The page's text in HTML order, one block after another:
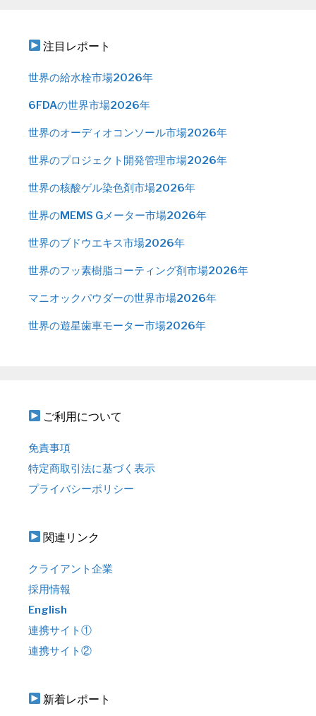
注目レポート
世界の給水栓市場2026年
6FDAの世界市場2026年
世界のオーディオコンソール市場2026年
世界のプロジェクト開発管理市場2026年
世界の核酸ゲル染色剤市場2026年
世界のMEMS Gメーター市場2026年
世界のブドウエキス市場2026年
世界のフッ素樹脂コーティング剤市場2026年
マニオックパウダーの世界市場2026年
世界の遊星歯車モーター市場2026年
ご利用について
免責事項
特定商取引法に基づく表示
プライバシーポリシー
関連リンク
クライアント企業
採用情報
English
連携サイト①
連携サイト②
新着レポート